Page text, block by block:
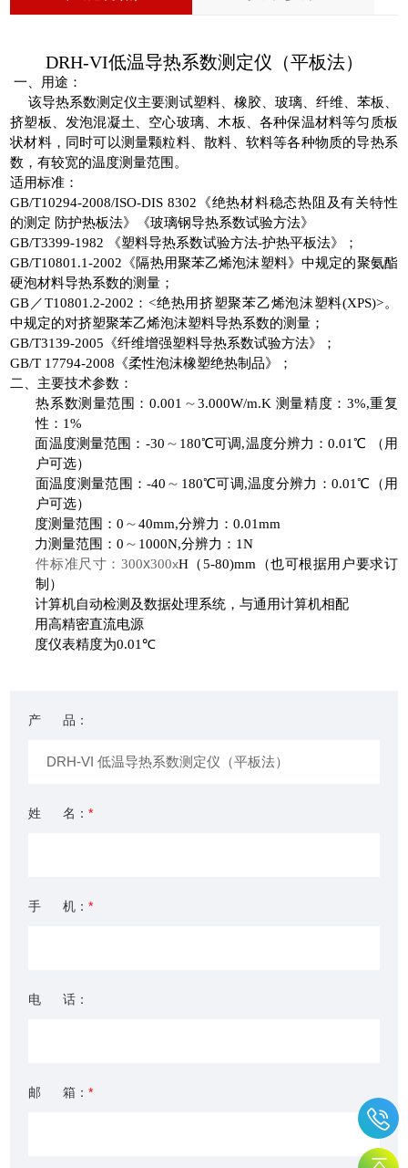
DRH-VI低温导热系数测定仪（平板法）
一、用途：
该导热系数测定仪主要测试塑料、橡胶、玻璃、纤维、苯板、
挤塑板、发泡混凝土、空心玻璃、木板、各种保温材料等匀质板
状材料，同时可以测量颗粒料、散料、软料等各种物质的导热系
数，有较宽的温度测量范围。
适用标准：
GB/T10294-2008/ISO-DIS 8302 《绝热材料稳态热阻及有关特性
的测定 防护热板法》《玻璃钢导热系数试验方法》
GB/T3399-1982
《塑料导热系数试验方法-护热平板法》；
GB/T10801.1-2002 《隔热用聚苯乙烯泡沫塑料》中规定的聚氨酯
硬泡材料导热系数的测量；
GB／T10801.2-2002 ：<绝热用挤塑聚苯乙烯泡沫塑料(XPS)>。
中规定的对挤塑聚苯乙烯泡沫塑料导热系数的测量；
GB/T3139-2005 《纤维增强塑料导热系数试验方法》；
GB/T 17794-2008 《柔性泡沫橡塑绝热制品》；
二、主要技术参数：
导热系数测量范围： 0.001 ～3.000W/m.K 测量精度： 3%,重复
性： 1%
热面温度测量范围： -30 ～ 180℃可调,温度分辨力：0.01℃ （用
户可选）
冷面温度测量范围：-40 ～ 180℃可调,温度分辨力： 0.01℃（用
户可选）
厚度测量范围：0 ～40mm,分辨力：0.01mm
压力测量范围：0 ～ 1000N,分辨力： 1N
试件标准尺寸： 300x300xH（5-80)mm （也可根据用户要求订
制）
全计算机自动检测及数据处理系统，与通用计算机相配
采用高精密直流电源
温度仪表精度为0.01℃
产 品：
姓 名：*
手 机：*
电 话：
邮 箱：*